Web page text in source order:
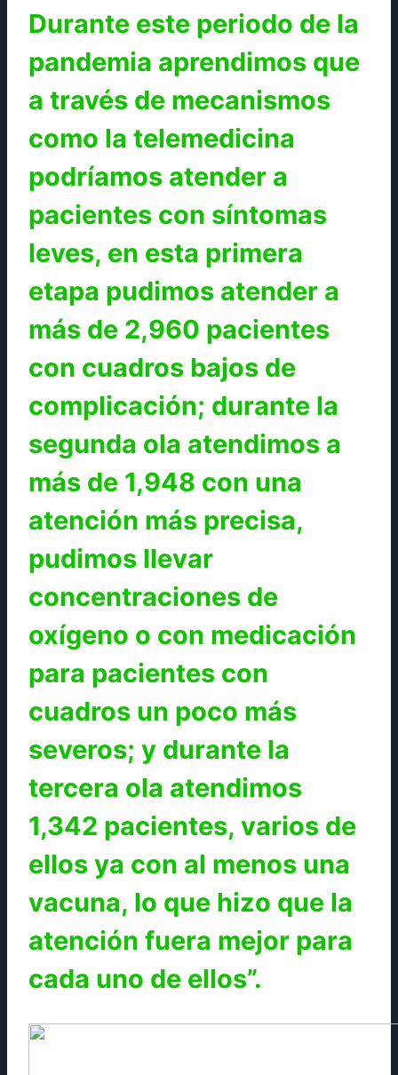
Durante este periodo de la
pandemia aprendimos que
a través de mecanismos
como la telemedicina
podríamos atender a
pacientes con síntomas
leves, en esta primera
etapa pudimos atender a
más de 2,960 pacientes
con cuadros bajos de
complicación; durante la
segunda ola atendimos a
más de 1,948 con una
atención más precisa,
pudimos llevar
concentraciones de
oxígeno o con medicación
para pacientes con
cuadros un poco más
severos; y durante la
tercera ola atendimos
1,342 pacientes, varios de
ellos ya con al menos una
vacuna, lo que hizo que la
atención fuera mejor para
cada uno de ellos”.